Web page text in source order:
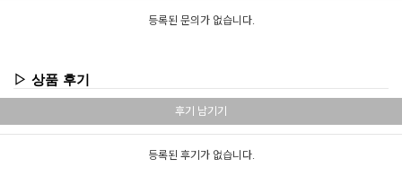
등록된 문의가 없습니다.
▷ 상품 후기
후기 남기기
등록된 후기가 없습니다.